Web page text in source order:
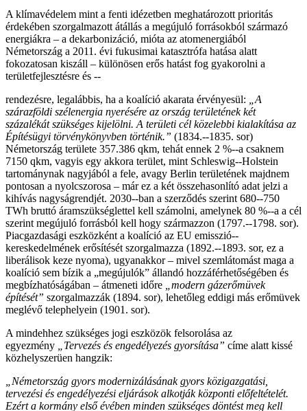
A klímavédelem mint a fenti idézetben meghatározott prioritás
érdekében szorgalmazott átállás a megújuló forrásokból származó
energiákra – a dekarbonizáció, mióta az atomenergiából
Németország a 2011. évi fukusimai katasztrófa hatása alatt
fokozatosan kiszáll – különösen erős hatást fog gyakorolni a
területfejlesztésre és -­‐
rendezésre, legalábbis, ha a koalíció akarata érvényesül:
„A
szárazföldi szélenergia nyerésére az ország területének két
százalékát szükséges kijelölni. A területi cél közelebbi kialakítása az
Építésügyi törvénykönyvben történik.” (1834.-­‐1835. sor)
Németország területe 357.386 qkm, tehát ennek 2 %-­‐a csaknem
7150 qkm, vagyis egy akkora terület, mint Schleswig-­‐Holstein
tartománynak nagyjából a fele, avagy Berlin területének majdnem
pontosan a nyolcszorosa – már ez a két összehasonlító adat jelzi a
kihívás nagyságrendjét. 2030-­‐ban a szerződés szerint 680-­‐750
TWh bruttó áramszükséglettel kell számolni, amelynek 80 %-­‐a a cél
szerint megújuló forrásból kell hogy származzon (1797.-­‐1798. sor).
Piacgazdasági eszközként a koalíció az EU emisszió-­‐
kereskedelmének erősítését szorgalmazza (1892.-­‐1893. sor, ez a
liberálisok keze nyoma), ugyanakkor – mivel szemlátomást maga a
koalíció sem bízik a „megújulók” állandó hozzáférhetőségében és
megbízhatóságában – átmeneti időre
„modern gázerőmüvek
építését” szorgalmazzák (1894. sor), lehetőleg eddigi más erőmüvek
meglévő telephelyein (1901. sor).
A mindehhez szükséges jogi eszközök felsorolása az
egyezmény
„Tervezés és engedélyezés gyorsítása” címe alatt kissé
közhelyszerüen hangzik:
„Németország gyors modernizálásának gyors közigazgatási,
tervezési és engedélyezési eljárások alkotják központi előfeltételét.
Ezért a kormány első évében minden szükséges döntést meg kell